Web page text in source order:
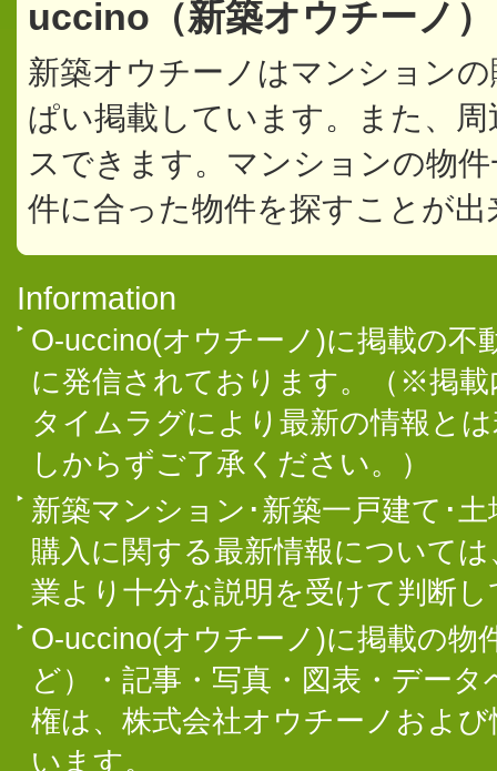
uccino（新築オウチーノ
新築オウチーノはマンション
ぱい掲載しています。また、
スできます。マンションの物
件に合った物件を探すことが出
Information
O-uccino(オウチーノ)に掲載の不
に発信されております。（※掲
タイムラグにより最新の情報と
しからずご了承ください。）
新築マンション･新築一戸建て･
購入に関する最新情報について
業より十分な説明を受けて判断
O-uccino(オウチーノ)に掲載の物
ど）・記事・写真・図表・デー
権は、株式会社オウチーノおよ
います。